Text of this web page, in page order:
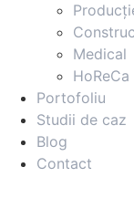
Medical
HoReCa
Portofoliu
Studii de caz
Blog
Contact